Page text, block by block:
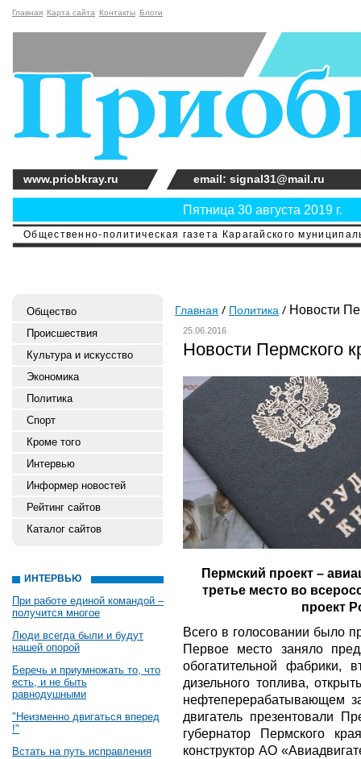
Главная Карта сайта Контакты Блоги
Общественно-политическая газета Карагайского
Пятница 30 августа 2019 г.
www.priobkray.ru email: signal31@mail.ru
Общество
Происшествия
Культура и искусство
Экономика
Политика
Спорт
Кроме того
Интервью
Информер новостей
Рейтинг сайтов
Каталог сайтов
ИНТЕРВЬЮ
При работе единой командой –
получится многое
Люди всегда были и будут
нашей опорой
Беречь и приумножать то, что
есть, и не быть
равнодушными
"Неизменно двигаться вперед
!"
Встать на путь исправления
Главная Политика Новости
25.06.2016
Новости Пермского
Пермский проект –
третье место во
проект
Всего в голосовании было
Первое место заняло
обогатительной фабрики,
дизельного топлива,
нефтеперерабатывающем
двигатель презентовали
губернатор Пермского
конструктор АО